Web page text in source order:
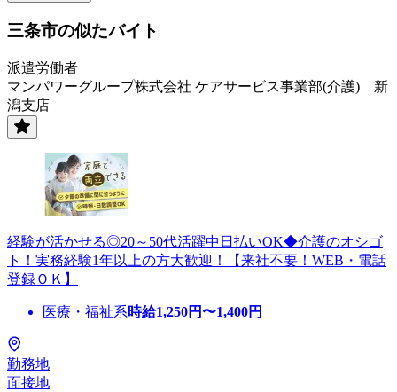
三条市の似たバイト
派遣労働者
マンパワーグループ株式会社 ケアサービス事業部(介護) 新
潟支店
経験が活かせる◎20～50代活躍中日払いOK◆介護のオシゴ
ト！実務経験1年以上の方大歓迎！【来社不要！WEB・電話
登録ＯＫ】
医療・福祉系時給1,250円〜1,400円
勤務地
面接地